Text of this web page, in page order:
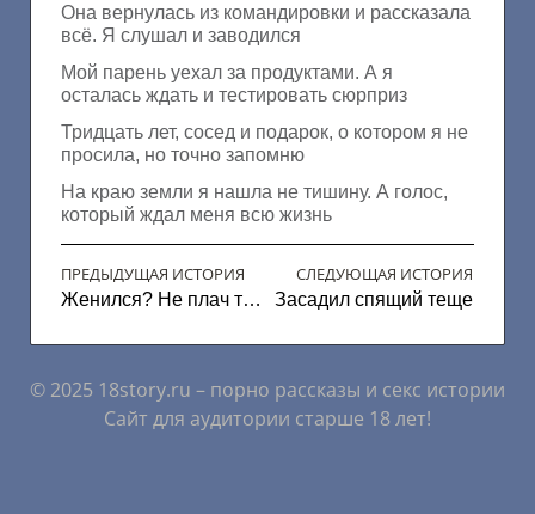
Она вернулась из командировки и рассказала
всё. Я слушал и заводился
Мой парень уехал за продуктами. А я
осталась ждать и тестировать сюрприз
Тридцать лет, сосед и подарок, о котором я не
просила, но точно запомню
На краю земли я нашла не тишину. А голос,
который ждал меня всю жизнь
ПРЕДЫДУЩАЯ ИСТОРИЯ
Женился? Не плач теперь!
СЛЕДУЮЩАЯ ИСТОРИЯ
Засадил спящий теще
© 2025 18story.ru – порно рассказы и секс истории
Сайт для аудитории старше 18 лет!